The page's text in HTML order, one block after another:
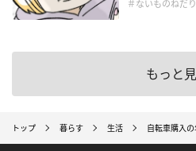
＃ないものねだ
もっと
トップ 暮らす 生活 自転車購入